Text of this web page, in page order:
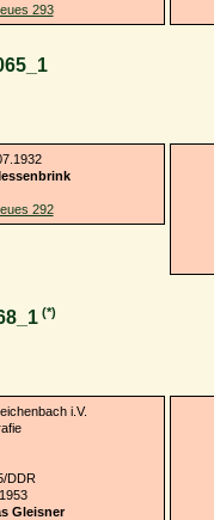
293
292
(*)
i.V.
DDR
Gleisner